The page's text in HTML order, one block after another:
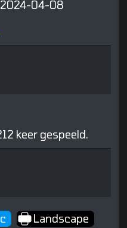
2024-04-08
keer gespeeld.
Landscape